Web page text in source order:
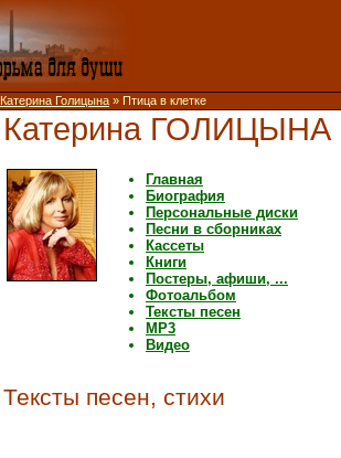
Катерина Голицына » Птица в клетке
Катерина ГОЛИЦЫНА
Главная
Биография
Персональные диски
Песни в сборниках
Кассеты
Книги
Постеры, афиши, ...
Фотоальбом
Тексты песен
MP3
Видео
Тексты песен, стихи